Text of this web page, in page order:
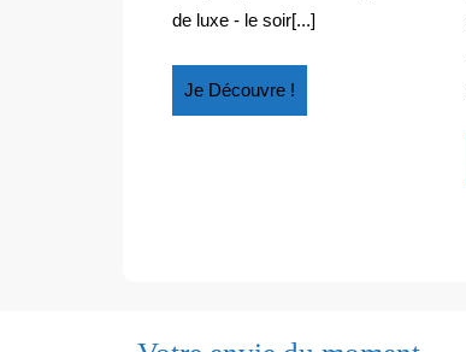
de luxe - le soir[...]
Je Découvre !
Découvre